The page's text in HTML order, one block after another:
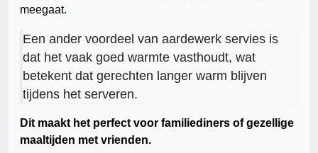
meegaat.
Een ander voordeel van aardewerk servies is
dat het vaak goed warmte vasthoudt, wat
betekent dat gerechten langer warm blijven
tijdens het serveren.
Dit maakt het perfect voor familiediners of gezellige
maaltijden met vrienden.